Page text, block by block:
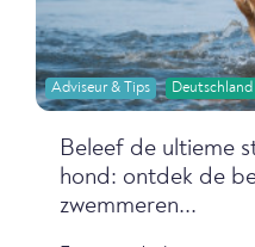
Adviseur & Tips Deutschland
Beleef de ultieme
hond: ontdek de
zwemmeren...